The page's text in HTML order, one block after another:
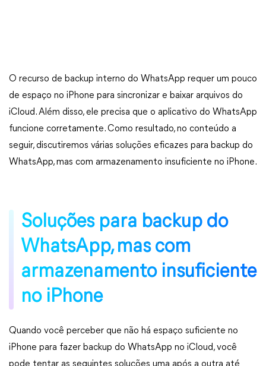
O recurso de backup interno do WhatsApp requer um pouco
de espaço no iPhone para sincronizar e baixar arquivos do
iCloud. Além disso, ele precisa que o aplicativo do WhatsApp
funcione corretamente. Como resultado, no conteúdo a
seguir, discutiremos várias soluções eficazes para backup do
WhatsApp, mas com armazenamento insuficiente no iPhone.
Soluções para backup do
WhatsApp, mas com
armazenamento insuficiente
no iPhone
Quando você perceber que não há espaço suficiente no
iPhone para fazer backup do WhatsApp no iCloud, você